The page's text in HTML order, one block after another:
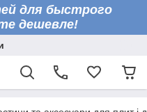
для быстрого
дешевле!